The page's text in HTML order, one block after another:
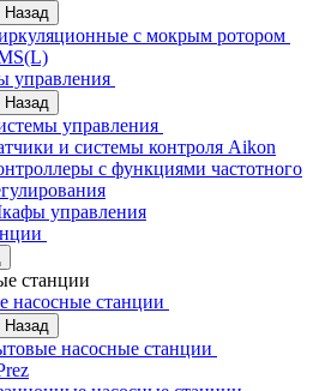
Назад
с мокрым ротором
управления
Назад
управления
и системы контроля Aikon
с функциями частотного
управления
станции
насосные станции
Назад
насосные станции